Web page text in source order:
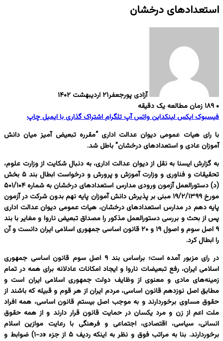
استعدادهای درخشان
آزادی پورجعفر۲۱ اردیبهشت ۱۴۰۲
۰
زمان مطالعه یک دقیقه
فیسبوکایکسلینکداینواتس آپتلگراماشتراک گذاری با ایمیلچاپ
با رای هیات عمومی دیوان عدالت اداری “مقرره تبعیض آمیز میان دانش
آموزان عادی و استعدادهای درخشان” باطل شد.
به گزارش ایسنا به نقل از دیوان عدالت اداری، به دنبال شکایت از وزارت علوم،
تحقیقات و فناوری و وزارت آموزش و پرورش و درخواست ابطال بند ۵ بخش
(د) دستورالعمل آزمون ورودی مدارس استعدادهای درخشان به شماره ۵۰۱/۱۰۴
مورخ ۱۹/۲/۱۳۹۹ مبنی بر پذیرش دانش آموزان پایه نهم بدون شرکت در آزمون
پایه دهم در مدارس استعدادهای درخشان، هیات عمومی دیوان عدالت اداری
پس از بحث و بررسی دستورالعمل مذکور را مصداق تبعیض ناروا و مغایر با بند
۹ اصل سوم و اصول ۱۹ و ۲۰ قانون اساسی جمهوری اسلامی ایران دانست و آن
را ابطال کرد.
در رای مزبور آمده است؛ براساس بند ۹ اصل سوم قانون اساسی جمهوری
اسلامی ایران، رفع تبعیضات ناروا و ایجاد امکانات عادلانه برای همه در تمام
زمینه‌های مادی و معنوی از وظایف دولت جمهوری اسلامی ایران است و
مطابق اصل نوزدهم قانون اساسی، مردم ایران از هر قوم و قبیله که باشند از
حقوق مساوی برخوردارند و به موجب اصل بیستم قانون اساسی، همه افراد
ملت اعم از زن و مرد یکسان در حمایت قانون قرار دارند و از همه حقوق
انسانی، سیاسی، اقتصادی، اجتماعی و فرهنگی با رعایت موازین اسلام
برخوردارند. بنا به مراتب فوق و نظر به اینکه ردیف ۵ از جزء «د-۱) ضوابط و